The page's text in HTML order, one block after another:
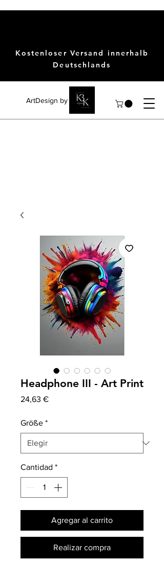
ArtDesign by KBK
Kostenloser Versand innerhalb
Deutschlands
Headphone III - Art Print
24,63 €Precio
Größe *
Cantidad *
Agregar al carrito
Realizar compra